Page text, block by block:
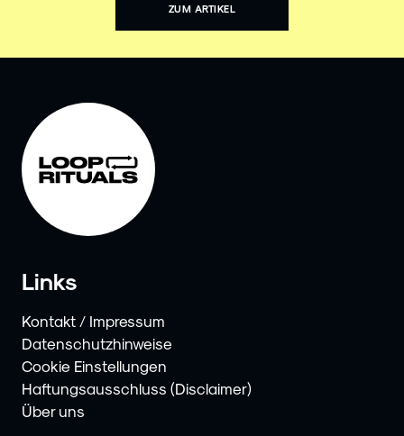
ZUM ARTIKEL
Links
Kontakt / Impressum
Datenschutzhinweise
Cookie Einstellungen
Haftungsausschluss (Disclaimer)
Über uns